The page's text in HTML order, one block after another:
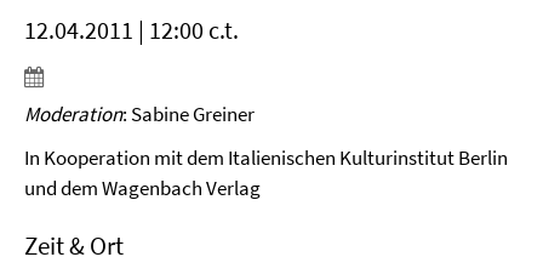
12.04.2011 | 12:00 c.t.
Moderation: Sabine Greiner
In Kooperation mit dem Italienischen Kulturinstitut Berlin
und dem Wagenbach Verlag
Zeit & Ort